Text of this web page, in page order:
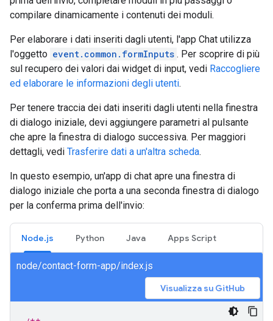
compilare dinamicamente i contenuti dei moduli.
Per elaborare i dati inseriti dagli utenti, l'app Chat utilizza
l'oggetto event.common.formInputs . Per scoprire di più
sul recupero dei valori dai widget di input, vedi Raccogliere
ed elaborare le informazioni degli utenti.
Per tenere traccia dei dati inseriti dagli utenti nella finestra
di dialogo iniziale, devi aggiungere parametri al pulsante
che apre la finestra di dialogo successiva. Per maggiori
dettagli, vedi Trasferire dati a un'altra scheda.
In questo esempio, un'app di chat apre una finestra di
dialogo iniziale che porta a una seconda finestra di dialogo
per la conferma prima dell'invio:
Node.js Python Java Apps Script
node/contact-form-app/index.js
Visualizza su GitHub